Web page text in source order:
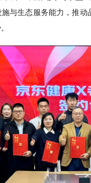
与生态服务能力，推